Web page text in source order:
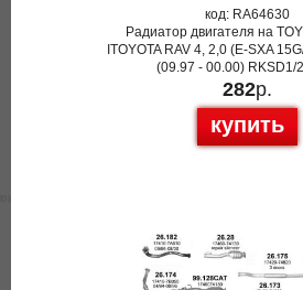
код: RA64630
Радиатор двигателя на
ITOYOTA RAV 4, 2,0 (E-SXA
(09.97 - 00.00) RKSD1/
282р.
купить